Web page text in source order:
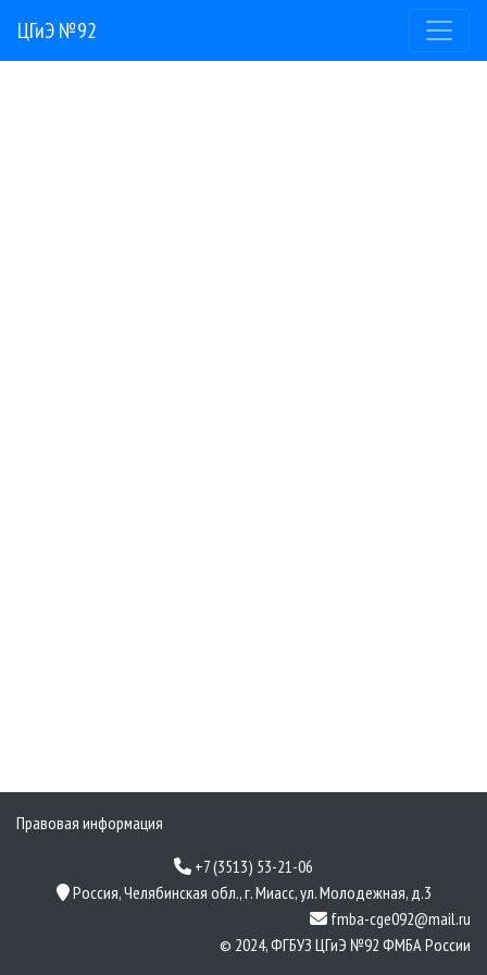
ЦГиЭ №92
Правовая информация
+7 (3513) 53-21-06
Россия, Челябинская обл., г. Миасс, ул. Молодежная, д.3
fmba-cge092@mail.ru
© 2024, ФГБУЗ ЦГиЭ №92 ФМБА России